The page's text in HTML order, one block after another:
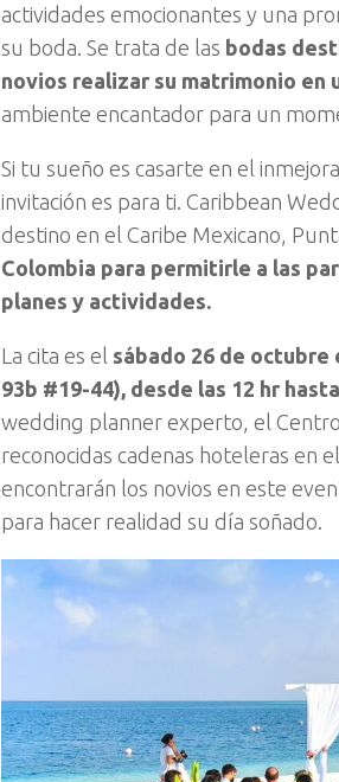
actividades emocionantes y una
su boda. Se trata de las bodas
novios realizar su matrimonio en
ambiente encantador para un
Si tu sueño es casarte en el
invitación es para ti. Caribbean
destino en el Caribe Mexicano,
Colombia para permitirle a las
planes y actividades.
La cita es el sábado 26 de octubre
93b #19-44), desde las 12 hr
wedding planner experto, el
reconocidas cadenas hoteleras en
encontrarán los novios en este
para hacer realidad su día soñado.